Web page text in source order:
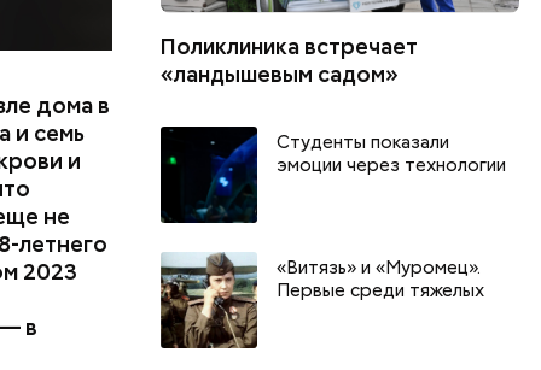
дома в
и семь
и
не
летнего
2023
в
Поликлиника встречает
«ландышевым садом»
Студенты показали
эмоции через технологии
«Витязь» и «Муромец».
Первые среди тяжелых